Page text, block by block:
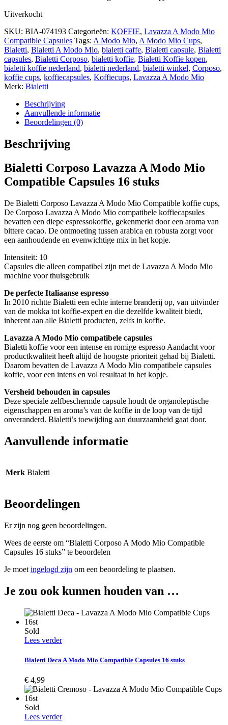
Uitverkocht
SKU: BIA-074193 Categorieën: KOFFIE, Lavazza A Modo Mio
Compatible Capsules Tags: A Modo Mio, A Modo Mio Cups,
Bialetti, Bialetti A Modo Mio, bialetti caffe, Bialetti capsule, Bialetti
capsules, Bialetti Corposo, bialetti koffie, Bialetti Koffie kopen,
bialetti koffie nederland, bialetti nederland, bialetti winkel, Corposo,
koffie cups, koffiecapsules, Koffiecups, Lavazza A Modo Mio
Merk: Bialetti
Beschrijving
Aanvullende informatie
Beoordelingen (0)
Beschrijving
Bialetti Corposo Lavazza A Modo Mio
Compatible Capsules 16 stuks
De Bialetti Corposo Lavazza A Modo Mio Compatible koffie cups,
De Corposo Lavazza A Modo Mio compatibele koffiecapsules
bevatten een diepe espressokoffie, gekenmerkt door een aroma van
bittere cacao. De ontmoeting tussen arabica en robusta zorgt voor
een aanhoudende en evenwichtige mix in het kopje.
Intensiteit: 10
Capsules die alleen compatibel zijn met de Lavazza A Modo Mio
machine voor thuisgebruik
De perfecte Italiaanse espresso
In 2010 richtte Bialetti een echte interne branderij op, van uitvinder
van de mokka tot koffie-expert en die dezelfde kwaliteit biedt,
inherent aan alle Bialetti producten, zelfs in koffie.
Lavazza A Modo Mio compatibele capsules
Bialetti koffie voor een intense en romige espresso Aandacht voor
productkwaliteit heeft altijd de hoogste prioriteit gehad bij Bialetti.
Daarom bevatten de Lavazza A Modo Mio compatibele capsules
koffie, voor een intens en vol resultaat in het kopje.
Versheid behouden in capsules
Deze speciale zelfbeschermde capsule houdt de organoleptische
eigenschappen en aroma’s van de koffie in de loop van de tijd
onveranderd. Bialetti’s toewijding aan duurzaamheid gaat door.
Aanvullende informatie
Merk Bialetti
Beoordelingen
Er zijn nog geen beoordelingen.
Wees de eerste om “Bialetti Corposo A Modo Mio Compatible
Capsules 16 stuks” te beoordelen
Je moet ingelogd zijn om een beoordeling te plaatsen.
Je zou ook kunnen houden van …
Sold
Lees verder
Bialetti Deca A Modo Mio Compatible Capsules 16 stuks
€ 4,99
Sold
Lees verder